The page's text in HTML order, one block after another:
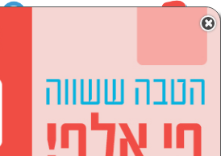
מערכות ישיבה ופינות אוכל
הסתר רשימת קטגוריות
מערכות ישיבה (8)
×